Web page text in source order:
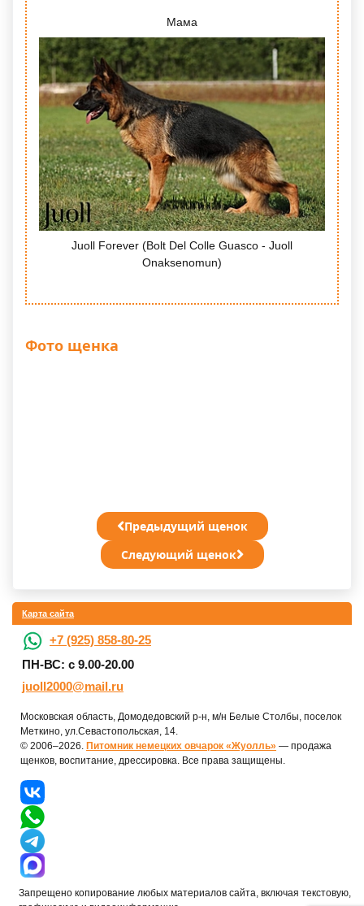
Мама
Juoll Forever (Bolt Del Colle Guasco - Juoll
Onaksenomun)
Фото щенка
Предыдущий щенок
Следующий щенок
Карта сайта
+7 (925) 858-80-25
ПН-ВС: с 9.00-20.00
juoll2000@mail.ru
Московская область, Домодедовский р-н, м/н Белые Столбы, поселок
Меткино, ул.Севастопольская, 14.
© 2006–2026. Питомник немецких овчарок «Жуолль» — продажа
щенков, воспитание, дрессировка. Все права защищены.
Запрещено копирование любых материалов сайта, включая текстовую,